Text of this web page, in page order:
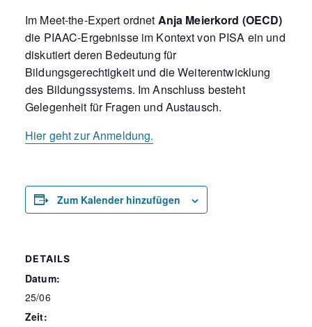
Im Meet-the-Expert ordnet Anja Meierkord (OECD)
die PIAAC-Ergebnisse im Kontext von PISA ein und
diskutiert deren Bedeutung für
Bildungsgerechtigkeit und die Weiterentwicklung
des Bildungssystems. Im Anschluss besteht
Gelegenheit für Fragen und Austausch.
Hier geht zur Anmeldung.
Zum Kalender hinzufügen
DETAILS
Datum:
25/06
Zeit: